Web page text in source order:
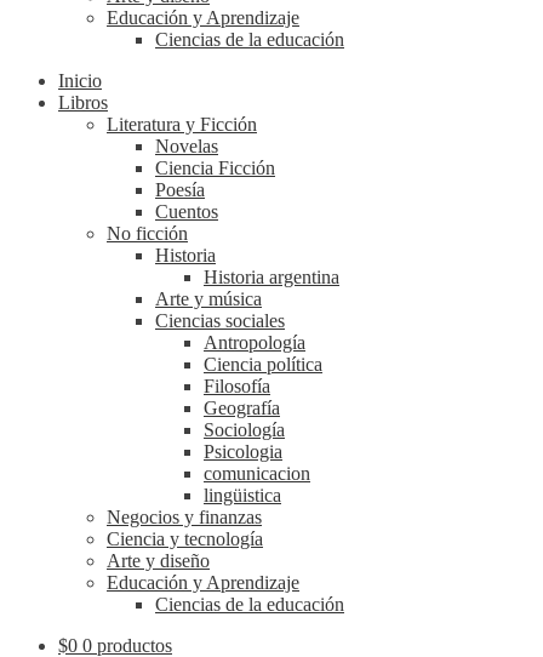
Educación y Aprendizaje
Ciencias de la educación
Inicio
Libros
Literatura y Ficción
Novelas
Ciencia Ficción
Poesía
Cuentos
No ficción
Historia
Historia argentina
Arte y música
Ciencias sociales
Antropología
Ciencia política
Filosofía
Geografía
Sociología
Psicologia
comunicacion
lingüistica
Negocios y finanzas
Ciencia y tecnología
Arte y diseño
Educación y Aprendizaje
Ciencias de la educación
$0 0 productos